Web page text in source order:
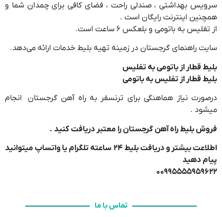
سرویس بهداشتی ، صندلی راحت ، فضای کافی برای چمدان شما و
همچنین اینترنت رایگان است .
از تفلیس به باتومی و بلعکس ۶ ساعت است.
سایت راهنمای گرجستان در زمینه تهیه بلیط خدمات ارائه می‌دهد.
بلیط قطار از باتومی به تفلیس
بلیط قطار از تفلیس به باتومی
درصورت نیاز هماهنگی برای ترنسفر به راه آهن گرجستان انجام
میشود .
فروش بلیط راه آهن گرجستان را معتبر دریافت کنید .
اطلاعت بیشتر و دریافت بلیط ۲۴ ساعته تلگرام یا واتساپ میتوانید
پیام دهید
۰۰۹۹۵۵۵۵۹۵۹۶۲۲
تماس با ما